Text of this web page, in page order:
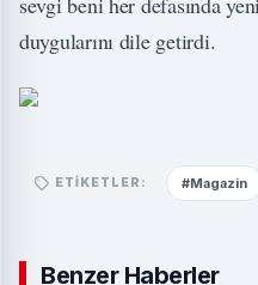
duygularını dile getirdi.
ETIKETLER: #Magazin
Benzer Haberler